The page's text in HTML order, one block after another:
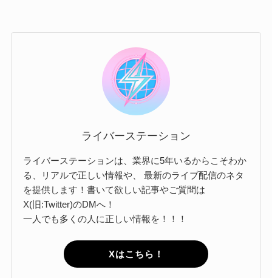
ライバーステーション
ライバーステーションは、業界に5年いるからこそわか
る、リアルで正しい情報や、 最新のライブ配信のネタ
を提供します！書いて欲しい記事やご質問は
X(旧:Twitter)のDMへ！
一人でも多くの人に正しい情報を！！！
Xはこちら！